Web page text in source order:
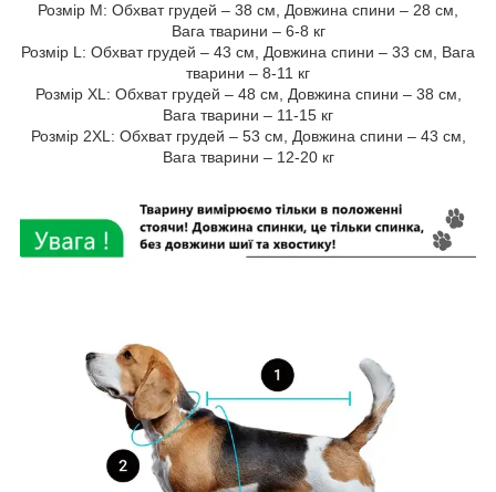
Розмір M: Обхват грудей – 38 см, Довжина спини – 28 см,
Вага тварини – 6-8 кг
Розмір L: Обхват грудей – 43 см, Довжина спини – 33 см, Вага
тварини – 8-11 кг
Розмір XL: Обхват грудей – 48 см, Довжина спини – 38 см,
Вага тварини – 11-15 кг
Розмір 2XL: Обхват грудей – 53 см, Довжина спини – 43 см,
Вага тварини – 12-20 кг